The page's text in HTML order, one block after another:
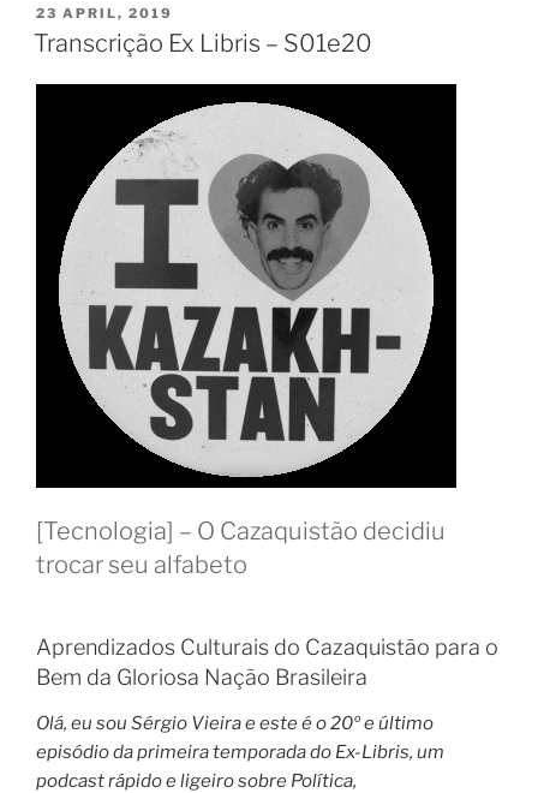
POSTED
ON
23 APRIL, 2019
Transcrição Ex Libris – S01e20
[Tecnologia] – O Cazaquistão decidiu
trocar seu alfabeto
Aprendizados Culturais do Cazaquistão para o
Bem da Gloriosa Nação Brasileira
Olá, eu sou Sérgio Vieira e este é o 20º e último
episódio da primeira temporada do Ex-Libris, um
podcast rápido e ligeiro sobre Política,